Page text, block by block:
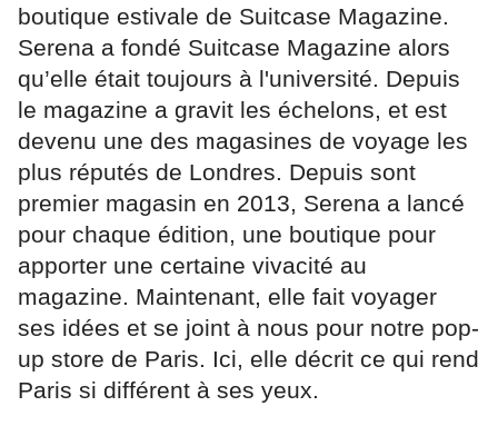
boutique estivale de Suitcase Magazine.
Serena a fondé Suitcase Magazine alors
qu’elle était toujours à l'université. Depuis
le magazine a gravit les échelons, et est
devenu une des magasines de voyage les
plus réputés de Londres. Depuis sont
premier magasin en 2013, Serena a lancé
pour chaque édition, une boutique pour
apporter une certaine vivacité au
magazine. Maintenant, elle fait voyager
ses idées et se joint à nous pour notre pop-
up store de Paris. Ici, elle décrit ce qui rend
Paris si différent à ses yeux.